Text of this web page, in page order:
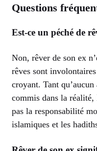
Questions
Est-ce un péché de
Non, rêver de son ex
rêves sont
croyant. Tant qu’aucun
commis dans la réalité,
pas la responsabilité
islamiques et les